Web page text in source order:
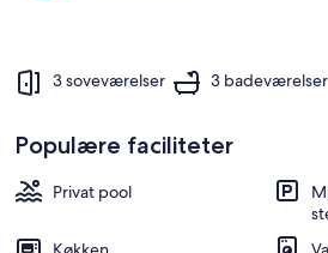
3 soveværelser 3 badeværelser
Populære faciliteter
Privat pool